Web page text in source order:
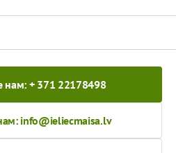
нам: + 371 22178498
info@ieliecmaisa.lv